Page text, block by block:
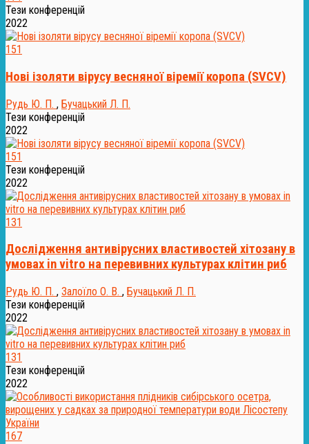
Тези конференцій
2022
151
Нові ізоляти вірусу весняної віремії коропа (SVCV)
Рудь Ю. П. , Бучацький Л. П.
Тези конференцій
2022
151
Тези конференцій
2022
131
Дослідження антивірусних властивостей хітозану в
умовах in vitro на перевивних культурах клітин риб
Рудь Ю. П. , Залоїло О. В. , Бучацький Л. П.
Тези конференцій
2022
131
Тези конференцій
2022
167